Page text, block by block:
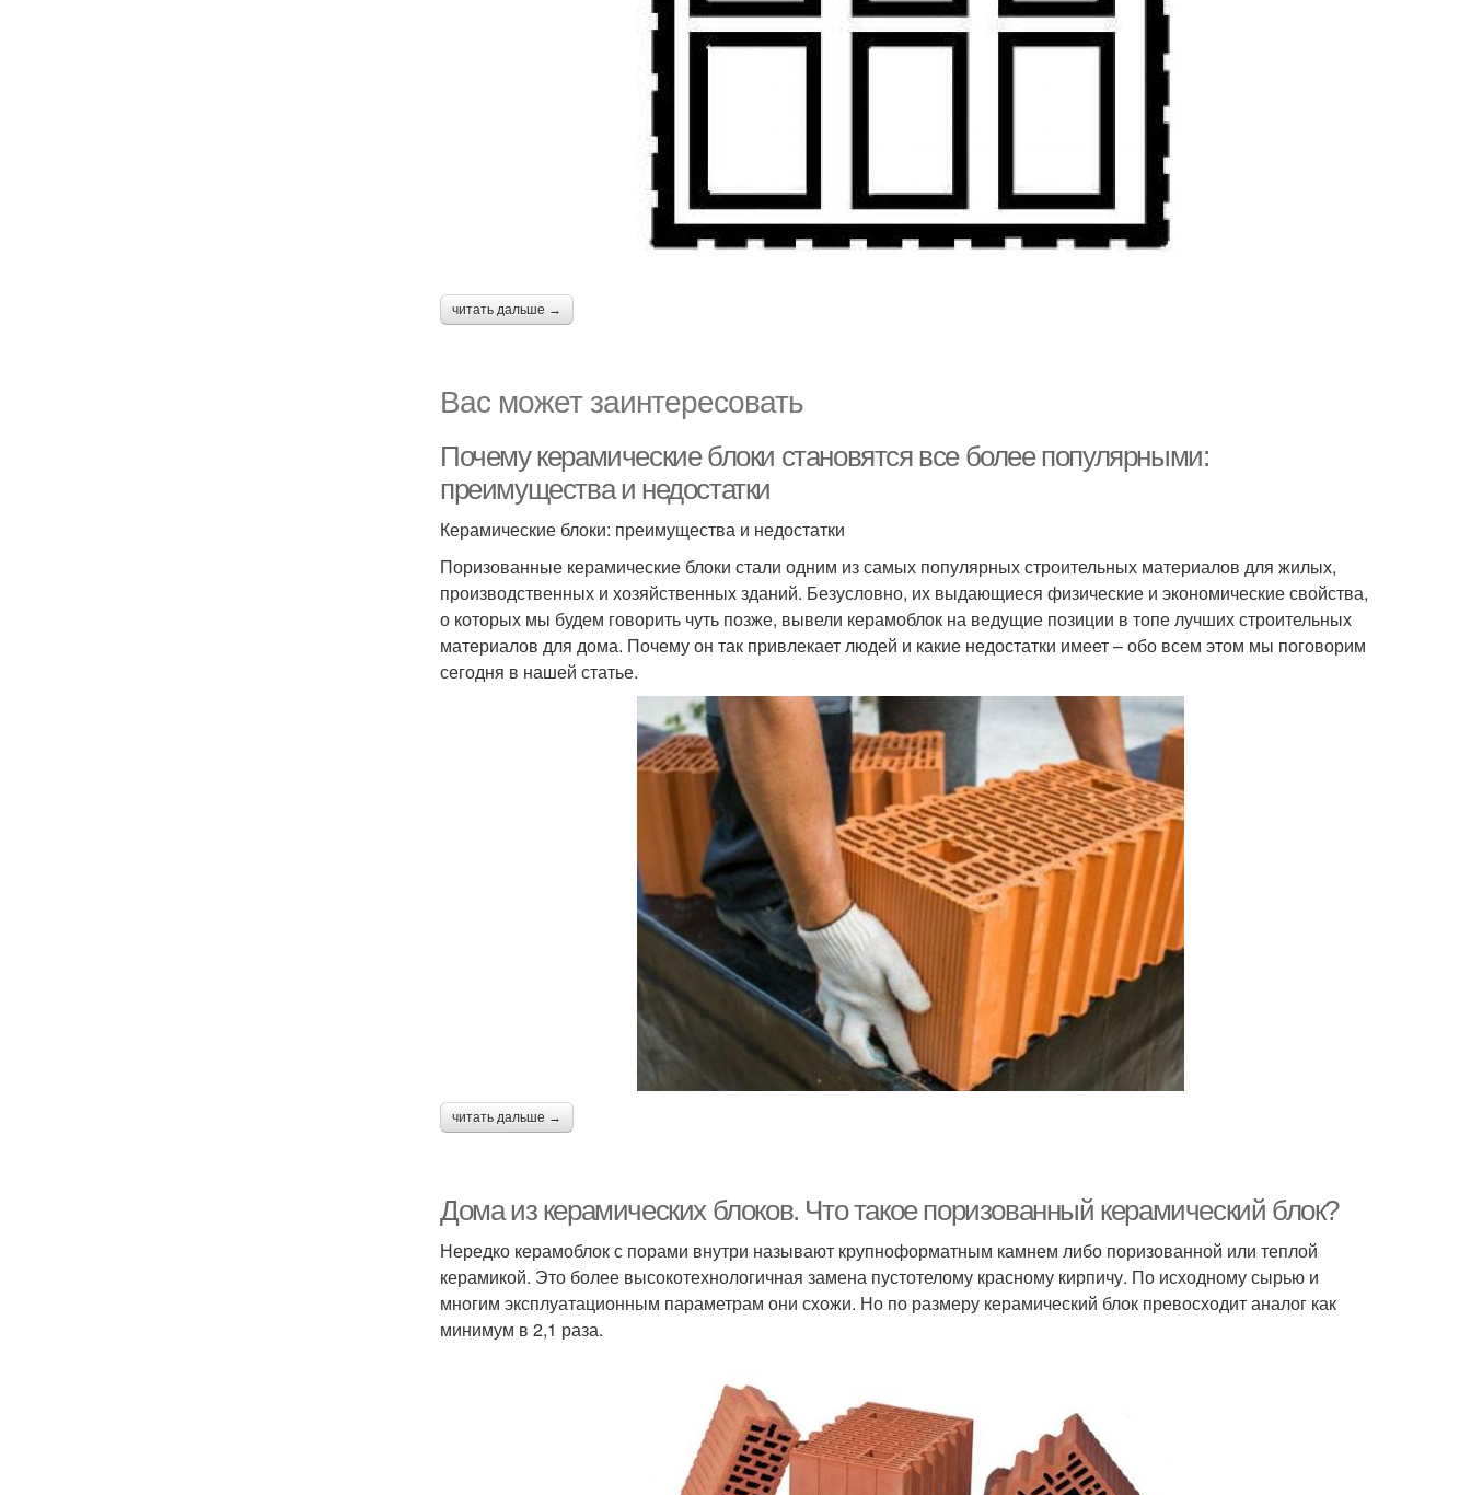
читать дальше →
Вас может заинтересовать
Почему керамические блоки становятся все более популярными:
преимущества и недостатки
Керамические блоки: преимущества и недостатки
Поризованные керамические блоки стали одним из самых популярных строительных материалов для жилых,
производственных и хозяйственных зданий. Безусловно, их выдающиеся физические и экономические свойства,
о которых мы будем говорить чуть позже, вывели керамоблок на ведущие позиции в топе лучших строительных
материалов для дома. Почему он так привлекает людей и какие недостатки имеет – обо всем этом мы поговорим
сегодня в нашей статье.
читать дальше →
Дома из керамических блоков. Что такое поризованный керамический блок?
Нередко керамоблок с порами внутри называют крупноформатным камнем либо поризованной или теплой
керамикой. Это более высокотехнологичная замена пустотелому красному кирпичу. По исходному сырью и
многим эксплуатационным параметрам они схожи. Но по размеру керамический блок превосходит аналог как
минимум в 2,1 раза.